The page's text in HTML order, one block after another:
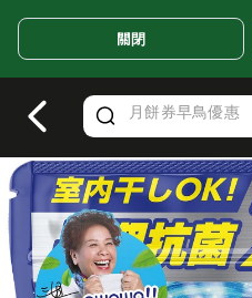
Valid Until 30 June 2026
關閉